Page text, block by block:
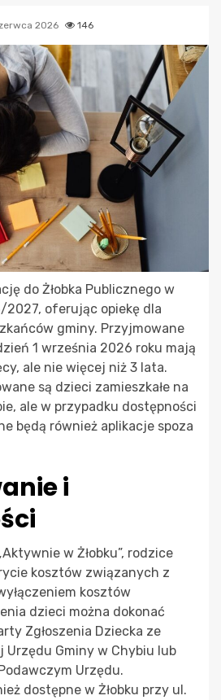
2026 146
do Żłobka Publicznego w
2027, oferując opiekę dla
gminy. Przyjmowane
1 września 2026 roku mają
ale nie więcej niż 3 lata.
są dzieci zamieszkałe na
ale w przypadku dostępności
będą również aplikacje spoza
i
w Żłobku”, rodzice
kosztów związanych z
kosztów
dzieci można dokonać
Zgłoszenia Dziecka ze
Gminy w Chybiu lub
Urzędu.
dostępne w Żłobku przy ul.